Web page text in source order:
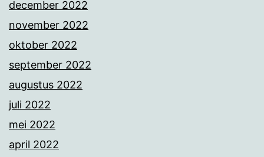
december 2022
november 2022
oktober 2022
september 2022
augustus 2022
juli 2022
mei 2022
april 2022